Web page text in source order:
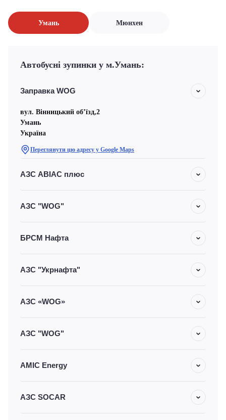
Умань Мюнхен
Автобусні зупинки у м.Умань:
Заправка WOG
вул. Вінницький об’їзд,2
Умань
Україна
Переглянути цю адресу у Google Maps
АЗС АВІАС плюс
АЗС "WOG"
БРСМ Нафта
АЗС "Укрнафта"
АЗС «WOG»
АЗС "WOG"
AMIC Energy
АЗС SOCAR